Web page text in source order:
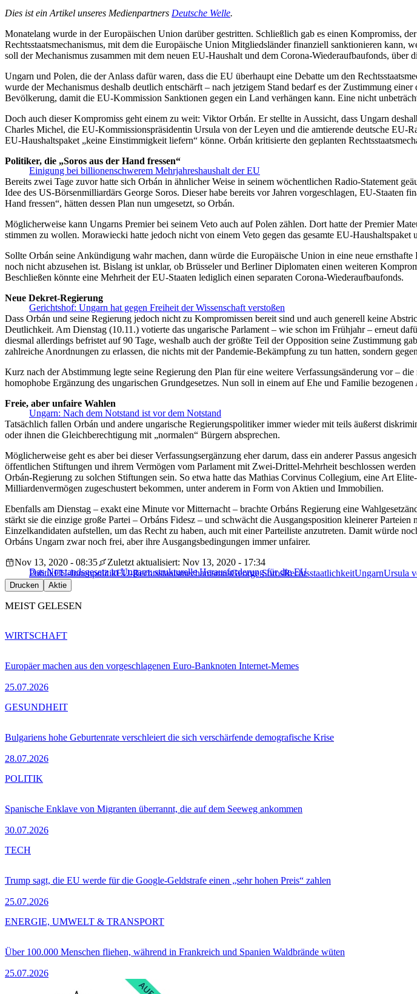
Dies ist ein Artikel unseres Medienpartners Deutsche Welle.
Monatelang wurde in der Europäischen Union darüber gestritten. Schließlich gab es einen Kompromiss,
Rechtsstaatsmechanismus, mit dem die Europäische Union Mitgliedsländer finanziell sanktionieren kann,
soll der Mechanismus zusammen mit dem neuen EU-Haushalt und dem Corona-Wiederaufbaufonds,
Ungarn und Polen, die der Anlass dafür waren, dass die EU überhaupt eine Debatte um den
wurde der Mechanismus deshalb deutlich entschärft – nach jetzigem Stand bedarf es der Zustimmung
Bevölkerung, damit die EU-Kommission Sanktionen gegen ein Land verhängen kann. Eine nicht
Doch auch dieser Kompromiss geht einem zu weit: Viktor Orbán. Er stellte in Aussicht, dass Ungarn
Charles Michel, die EU-Kommissionspräsidentin Ursula von der Leyen und die amtierende deutsche EU-
EU-Haushaltspaket „keine Einstimmigkeit liefern“ könne. Orbán kritisierte den geplanten
Einigung bei billionenschwerem Mehrjahreshaushalt der EU
Politiker, die „Soros aus der Hand fressen“
Bereits zwei Tage zuvor hatte sich Orbán in ähnlicher Weise in seinem wöchentlichen Radio-Statement
Idee des US-Börsenmilliardärs George Soros. Dieser habe bereits vor Jahren vorgeschlagen, EU-
Hand fressen“, hätten dessen Plan nun umgesetzt, so Orbán.
Möglicherweise kann Ungarns Premier bei seinem Veto auch auf Polen zählen. Dort hatte der Premier
stimmen zu wollen. Morawiecki hatte jedoch nicht von einem Veto gegen das gesamte EU-Haushaltspaket
Sollte Orbán seine Ankündigung wahr machen, dann würde die Europäische Union in eine neue
noch nicht abzusehen ist. Bislang ist unklar, ob Brüsseler und Berliner Diplomaten einen weiteren
Beschließen könnte eine Mehrheit der EU-Staaten lediglich einen separaten Corona-Wiederaufbaufonds.
Gerichtshof: Ungarn hat gegen Freiheit der Wissenschaft verstoßen
Neue Dekret-Regierung
Dass Orbán und seine Regierung jedoch nicht zu Kompromissen bereit sind und auch generell keine
Deutlichkeit. Am Dienstag (10.11.) votierte das ungarische Parlament – wie schon im Frühjahr – erneut
diesmal allerdings befristet auf 90 Tage, weshalb auch der größte Teil der Opposition seine Zustimmung
zahlreiche Anordnungen zu erlassen, die nichts mit der Pandemie-Bekämpfung zu tun hatten, sondern
Kurz nach der Abstimmung legte seine Regierung den Plan für eine weitere Verfassungsänderung vor –
homophobe Ergänzung des ungarischen Grundgesetzes. Nun soll in einem auf Ehe und Familie
Ungarn: Nach dem Notstand ist vor dem Notstand
Freie, aber unfaire Wahlen
Tatsächlich fallen Orbán und andere ungarische Regierungspolitiker immer wieder mit teils äußerst
oder ihnen die Gleichberechtigung mit „normalen“ Bürgern absprechen.
Möglicherweise geht es aber bei dieser Verfassungsergänzung eher darum, dass ein anderer Passus
öffentlichen Stiftungen und ihrem Vermögen vom Parlament mit Zwei-Drittel-Mehrheit beschlossen
Orbán-Regierung zu solchen Stiftungen sein. So etwa hatte das Mathias Corvinus Collegium, eine Art
Milliardenvermögen zugeschustert bekommen, unter anderem in Form von Aktien und Immobilien.
Ebenfalls am Dienstag – exakt eine Minute vor Mitternacht – brachte Orbáns Regierung eine
stärkt sie die einzige große Partei – Orbáns Fidesz – und schwächt die Ausgangsposition kleinerer
Einzelkandidaten aufstellen, um das Recht zu haben, auch mit einer Parteiliste anzutreten. Damit würde
Orbáns Ungarn zwar noch frei, aber ihre Ausgangsbedingungen immer unfairer.
Das Notstandsgesetz in Ungarn: strukturelle Herausforderung für die EU
Nov 13, 2020 - 08:35
Zuletzt aktualisiert: Nov 13, 2020 - 17:34
PolitikEU-InnenpolitikEU-RechtsstaatsmechanismusGeorge SorosRechtsstaatlichkeitUngarnUrsula
Drucken Aktie
MEIST GELESEN
Europäer machen aus den vorgeschlagenen Euro-Banknoten Internet-Memes
25.07.2026
WIRTSCHAFT
Bulgariens hohe Geburtenrate verschleiert die sich verschärfende demografische Krise
28.07.2026
GESUNDHEIT
Spanische Enklave von Migranten überrannt, die auf dem Seeweg ankommen
30.07.2026
POLITIK
Trump sagt, die EU werde für die Google-Geldstrafe einen „sehr hohen Preis“ zahlen
25.07.2026
TECH
Über 100.000 Menschen fliehen, während in Frankreich und Spanien Waldbrände wüten
25.07.2026
ENERGIE, UMWELT & TRANSPORT